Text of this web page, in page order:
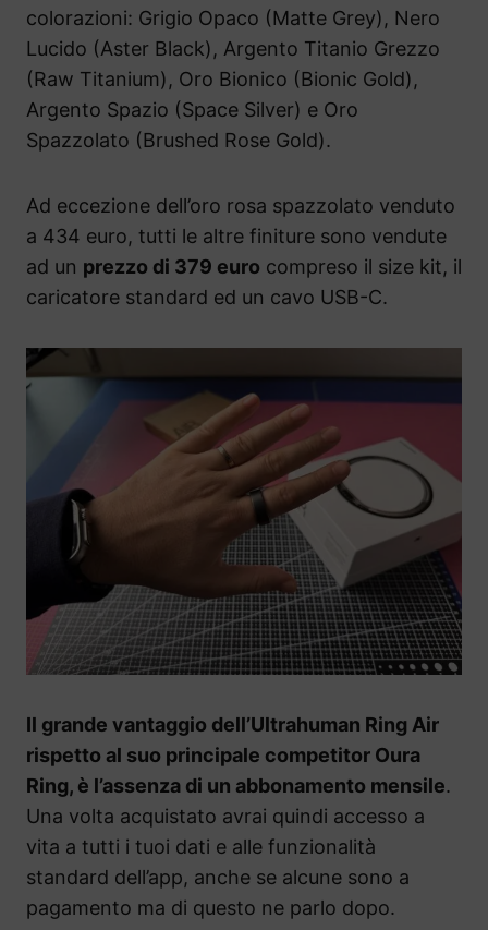
colorazioni: Grigio Opaco (Matte Grey), Nero
Lucido (Aster Black), Argento Titanio Grezzo
(Raw Titanium), Oro Bionico (Bionic Gold),
Argento Spazio (Space Silver) e Oro
Spazzolato (Brushed Rose Gold).
Ad eccezione dell’oro rosa spazzolato venduto
a 434 euro, tutti le altre finiture sono vendute
ad un prezzo di 379 euro compreso il size kit, il
caricatore standard ed un cavo USB-C.
Il grande vantaggio dell’Ultrahuman Ring Air
rispetto al suo principale competitor Oura
Ring, è l’assenza di un abbonamento mensile.
Una volta acquistato avrai quindi accesso a
vita a tutti i tuoi dati e alle funzionalità
standard dell’app, anche se alcune sono a
pagamento ma di questo ne parlo dopo.